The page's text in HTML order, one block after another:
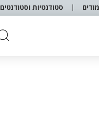
סטודנטיות וסטודנטים